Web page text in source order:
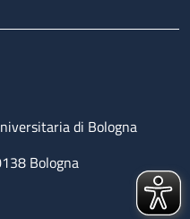
di Bologna
Bologna